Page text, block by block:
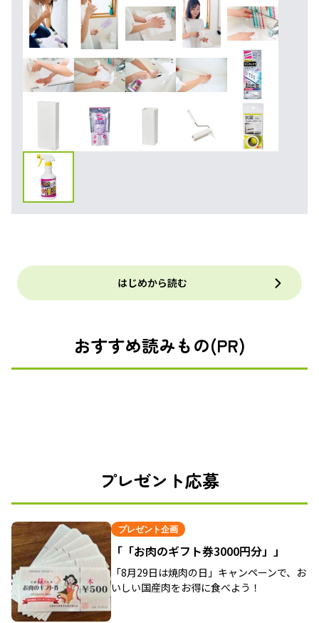
はじめから読む
おすすめ読みもの(PR)
プレゼント応募
プレゼント企画
「「お肉のギフト券3000円分」」
「8月29日は焼肉の日」キャンペーンで、お
いしい国産肉をお得に食べよう！